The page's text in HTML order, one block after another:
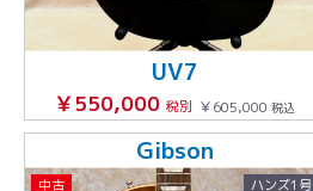
UV7
￥550,000税別 ￥605,000税込
Gibson
中古 ハンズ1号